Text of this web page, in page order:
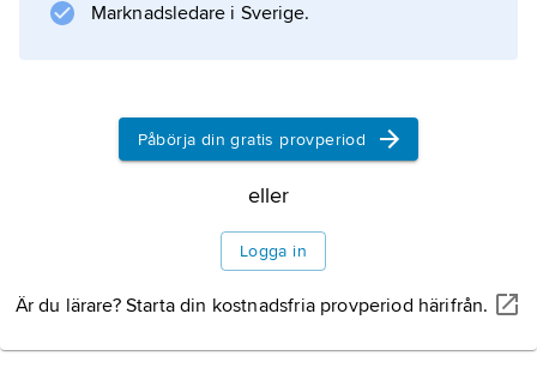
Marknadsledare i Sverige.
Påbörja din gratis provperiod
eller
Logga in
Är du lärare? Starta din kostnadsfria provperiod härifrån.